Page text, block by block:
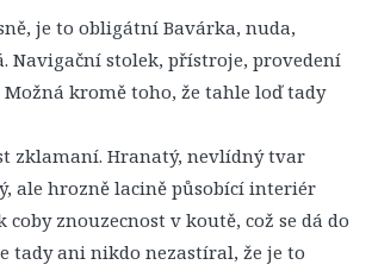
je to obligátní Bavárka, nuda,
Navigační stolek, přístroje, provedení
kromě toho, že tahle loď tady
zklamaní. Hranatý, nevlídný tvar
ale hrozně lacině působící interiér
znouzecnost v koutě, což se dá do
tady ani nikdo nezastíral, že je to